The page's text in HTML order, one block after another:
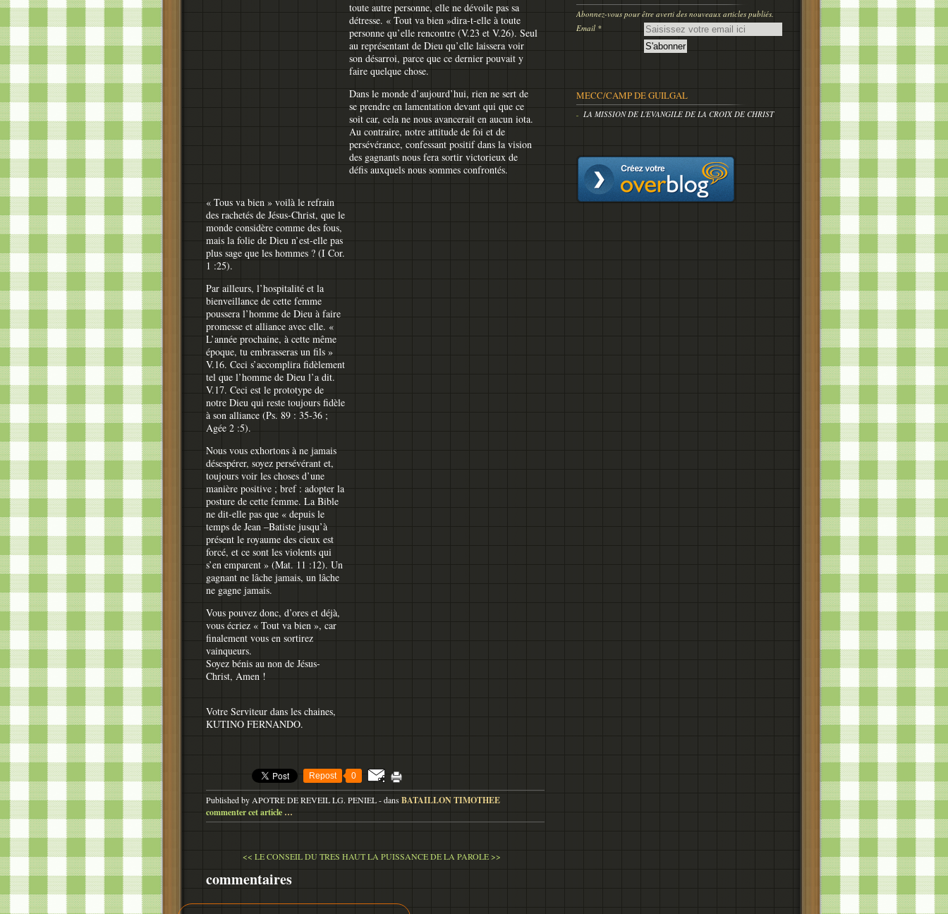
toute autre personne, elle ne dévoile pas sa
détresse. « Tout va bien »dira-t-elle à toute
personne qu’elle rencontre (V.23 et V.26). Seul
au représentant de Dieu qu’elle laissera voir
son désarroi, parce que ce dernier pouvait y
faire quelque chose.
Dans le monde d’aujourd’hui, rien ne sert de
se prendre en lamentation devant qui que ce
soit car, cela ne nous avancerait en aucun iota.
Au contraire, notre attitude de foi et de
persévérance, confessant positif dans la vision
des gagnants nous fera sortir victorieux de
défis auxquels nous sommes confrontés.
« Tous va bien » voilà le refrain
des rachetés de Jésus-Christ, que le
monde considère comme des fous,
mais la folie de Dieu n’est-elle pas
plus sage que les hommes ? (I Cor.
1 :25).
Par ailleurs, l’hospitalité et la
bienveillance de cette femme
poussera l’homme de Dieu à faire
promesse et alliance avec elle. «
L’année prochaine, à cette même
époque, tu embrasseras un fils »
V.16. Ceci s’accomplira fidèlement
tel que l’homme de Dieu l’a dit.
V.17. Ceci est le prototype de
notre Dieu qui reste toujours fidèle
à son alliance (Ps. 89 : 35-36 ;
Agée 2 :5).
Nous vous exhortons à ne jamais
désespérer, soyez persévérant et,
toujours voir les choses d’une
manière positive ; bref : adopter la
posture de cette femme. La Bible
ne dit-elle pas que « depuis le
temps de Jean –Batiste jusqu’à
présent le royaume des cieux est
forcé, et ce sont les violents qui
s’en emparent » (Mat. 11 :12). Un
gagnant ne lâche jamais, un lâche
ne gagne jamais.
Vous pouvez donc, d’ores et déjà,
vous écriez « Tout va bien », car
finalement vous en sortirez
vainqueurs.
Soyez bénis au non de Jésus-
Christ, Amen !
Votre Serviteur dans les chaines,
KUTINO FERNANDO.
Repost 0
Published by APOTRE DE REVEIL LG. PENIEL-dans BATAILLON TIMOTHEE
commenter cet article …
<< LE CONSEIL DU TRES HAUTLA PUISSANCE DE LA PAROLE >>
commentaires
Abonnez-vous pour être averti des nouveaux articles publiés.
Email
MECC/CAMP DE GUILGAL
LA MISSION DE L'EVANGILE DE LA CROIX DE CHRIST